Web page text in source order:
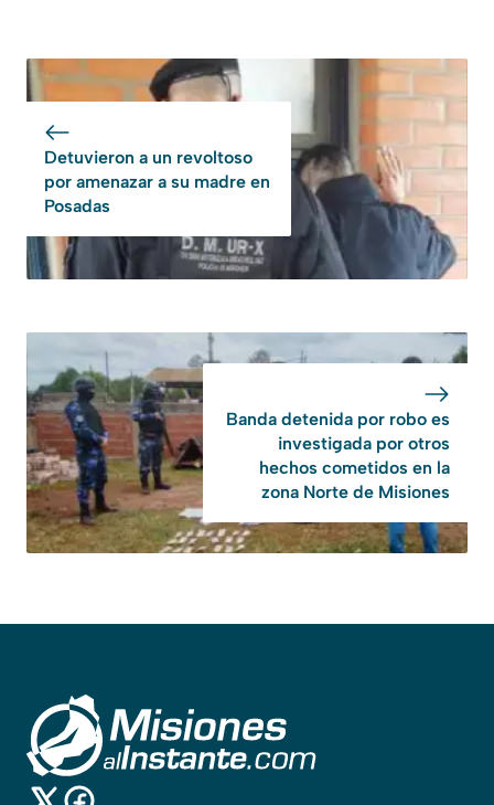
Detuvieron a un revoltoso
por amenazar a su madre en
Posadas
Banda detenida por robo es
investigada por otros
hechos cometidos en la
zona Norte de Misiones